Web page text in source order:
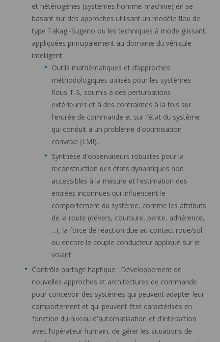
et hétérogènes (systèmes homme-machine) en se
basant sur des approches utilisant un modèle flou de
type Takagi-Sugeno ou les techniques à mode glissant,
appliquées principalement au domaine du véhicule
intelligent.
Outils mathématiques et d’approches
méthodologiques utilisés pour les systèmes
flous T-S, soumis à des perturbations
extérieures et à des contraintes à la fois sur
l'entrée de commande et sur l'état du système
qui conduit à un problème d'optimisation
convexe (LMI).
Synthèse d'observateurs robustes pour la
reconstruction des états dynamiques non
accessibles à la mesure et l'estimation des
entrées inconnues qui influencent le
comportement du système, comme les attributs
de la route (dévers, courbure, pente, adhérence,
...), la force de réaction due au contact roue/sol
ou encore le couple conducteur appliqué sur le
volant.
Contrôle partagé haptique : Développement de
nouvelles approches et architectures de commande
pour concevoir des systèmes qui peuvent adapter leur
comportement et qui peuvent être caractérisés en
fonction du niveau d'automatisation et d'interaction
avec l’opérateur humain, de gérer les situations de